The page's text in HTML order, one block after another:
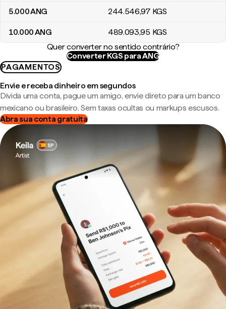
5.000ANG 244.546,97 KGS
10.000ANG 489.093,95 KGS
Quer converter no sentido contrário?
Converter KGS para ANG
PAGAMENTOS
Envie e receba dinheiro em segundos
Divida uma conta, pague um amigo, envie direto para um banco
mexicano ou brasileiro. Sem taxas ocultas ou markups escusos.
Abra sua conta gratuita